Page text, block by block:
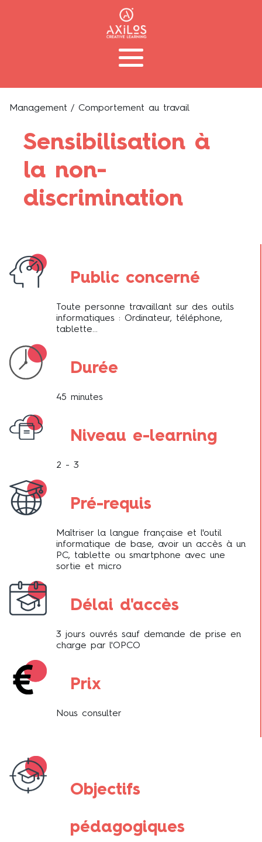
Management / Comportement au travail
Sensibilisation à
la non-
discrimination
Public concerné
Toute personne travaillant sur des outils
informatiques : Ordinateur, téléphone,
tablette…
Durée
45 minutes
Niveau e-learning
2 - 3
Pré-requis
Maîtriser la langue française et l'outil
informatique de base, avoir un accès à un
PC, tablette ou smartphone avec une
sortie et micro
Délai d'accès
3 jours ouvrés sauf demande de prise en
charge par l'OPCO
Prix
Nous consulter
Objectifs
pédagogiques